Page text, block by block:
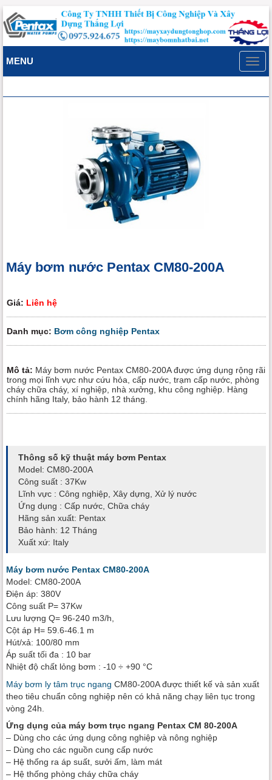
MENU
Máy bơm nước Pentax CM80-200A
Giá: Liên hệ
Danh mục: Bơm công nghiệp Pentax
Mô tả: Máy bơm nước Pentax CM80-200A được ứng dụng rộng rãi
trong mọi lĩnh vực như cứu hỏa, cấp nước, trạm cấp nước, phòng
cháy chữa cháy, xí nghiệp, nhà xưởng, khu công nghiệp. Hàng
chính hãng Italy, bảo hành 12 tháng.
Thông số kỹ thuật máy bơm Pentax
Model: CM80-200A
Công suất : 37Kw
Lĩnh vực : Công nghiệp, Xây dựng, Xử lý nước
Ứng dụng : Cấp nước, Chữa cháy
Hãng sản xuất: Pentax
Bảo hành: 12 Tháng
Xuất xứ: Italy
Máy bơm nước Pentax CM80-200A
Model: CM80-200A
Điện áp: 380V
Công suất P= 37Kw
Lưu lượng Q= 96-240 m3/h,
Cột áp H= 59.6-46.1 m
Hút/xả: 100/80 mm
Áp suất tối đa : 10 bar
Nhiệt độ chất lỏng bơm : -10 ÷ +90 °C
Máy bơm ly tâm trục ngang CM80-200A được thiết kế và sản xuất
theo tiêu chuẩn công nghiệp nên có khả năng chạy liên tục trong
vòng 24h.
Ứng dụng của máy bơm trục ngang Pentax CM 80-200A
– Dùng cho các ứng dụng công nghiệp và nông nghiệp
– Dùng cho các nguồn cung cấp nước
– Hệ thống ra áp suất, sưởi ấm, làm mát
– Hệ thống phòng cháy chữa cháy